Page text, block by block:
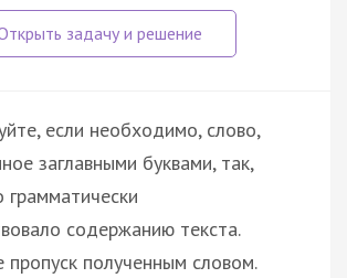
если необходимо, слово,
заглавными буквами, так,
содержанию текста.
пропуск полученным словом.